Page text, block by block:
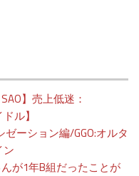
】売上低迷：
ル】
ゼーション編/GGO:オルタ
ン
が1年B組だったことが